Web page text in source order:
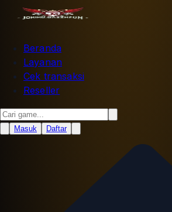
Beranda
Layanan
Cek transaksi
Reseller
Masuk Daftar